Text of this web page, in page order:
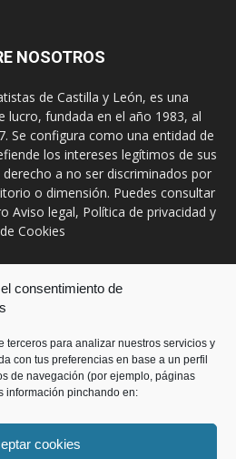
consentimiento de
terceros para analizar nuestros servicios y
con tus preferencias en base a un perfil
de navegación (por ejemplo, páginas
información pinchando en:
cookies
NOSOTROS
de Castilla y León, es una
lucro, fundada en el año 1983, al
Se configura como una entidad de
los intereses legítimos de sus
a no ser discriminados por
o dimensión. Puedes consultar
Aviso legal, Política de privacidad y
de Cookies